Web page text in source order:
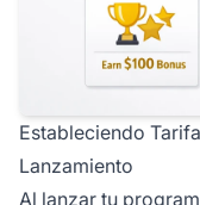
Estableciendo
Lanzamiento
Al lanzar tu